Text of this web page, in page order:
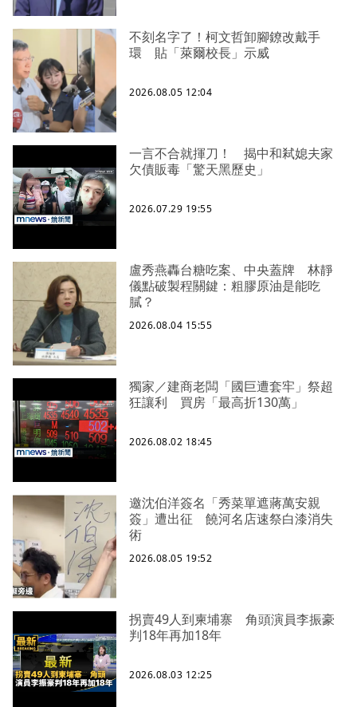
不刻名字了！柯文哲卸腳鐐改戴手
環 貼「萊爾校長」示威
2026.08.05 12:04
一言不合就揮刀！ 揭中和弒媳夫家
欠債販毒「驚天黑歷史」
2026.07.29 19:55
盧秀燕轟台糖吃案、中央蓋牌 林靜
儀點破製程關鍵：粗膠原油是能吃
膩？
2026.08.04 15:55
獨家／建商老闆「國巨遭套牢」祭超
狂讓利 買房「最高折130萬」
2026.08.02 18:45
邀沈伯洋簽名「秀菜單遮蔣萬安親
簽」遭出征 饒河名店速祭白漆消失
術
2026.08.05 19:52
拐賣49人到柬埔寨 角頭演員李振豪
判18年再加18年
2026.08.03 12:25